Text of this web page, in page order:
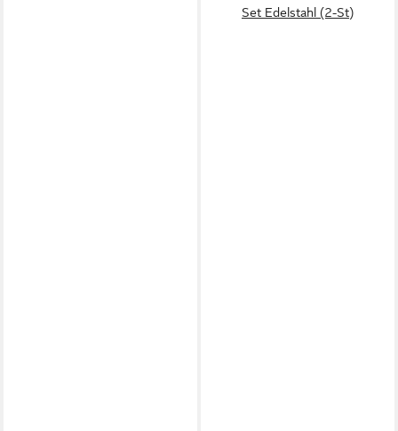
Set Edelstahl (2-St)